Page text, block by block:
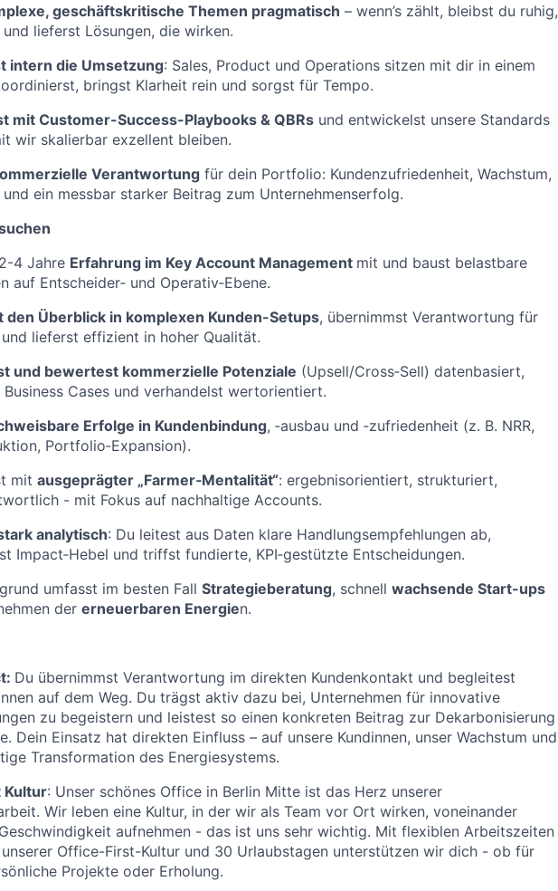
geschäftskritische Themen pragmatisch – wenn’s zählt, bleibst du ruhig,
lieferst Lösungen, die wirken.
intern die Umsetzung: Sales, Product und Operations sitzen mit dir in einem
bringst Klarheit rein und sorgst für Tempo.
mit Customer-Success-Playbooks & QBRs und entwickelst unsere Standards
wir skalierbar exzellent bleiben.
Verantwortung für dein Portfolio: Kundenzufriedenheit, Wachstum,
und ein messbar starker Beitrag zum Unternehmenserfolg.
4 Jahre Erfahrung im Key Account Management mit und baust belastbare
auf Entscheider‑ und Operativ‑Ebene.
den Überblick in komplexen Kunden-Setups, übernimmst Verantwortung für
lieferst effizient in hoher Qualität.
und bewertest kommerzielle Potenziale (Upsell/Cross‑Sell) datenbasiert,
Cases und verhandelst wertorientiert.
Erfolge in Kundenbindung, ‑ausbau und ‑zufriedenheit (z. B. NRR,
Portfolio‑Expansion).
mit ausgeprägter „Farmer‑Mentalität“: ergebnisorientiert, strukturiert,
- mit Fokus auf nachhaltige Accounts.
analytisch: Du leitest aus Daten klare Handlungsempfehlungen ab,
Impact‑Hebel und triffst fundierte, KPI‑gestützte Entscheidungen.
umfasst im besten Fall Strategieberatung, schnell wachsende Start-ups
der erneuerbaren Energien.
Du übernimmst Verantwortung im direkten Kundenkontakt und begleitest
auf dem Weg. Du trägst aktiv dazu bei, Unternehmen für innovative
zu begeistern und leistest so einen konkreten Beitrag zur Dekarbonisierung
Dein Einsatz hat direkten Einfluss – auf unsere Kundinnen, unser Wachstum und
Transformation des Energiesystems.
Kultur: Unser schönes Office in Berlin Mitte ist das Herz unserer
Wir leben eine Kultur, in der wir als Team vor Ort wirken, voneinander
aufnehmen - das ist uns sehr wichtig. Mit flexiblen Arbeitszeiten
unserer Office-First-Kultur und 30 Urlaubstagen unterstützen wir dich - ob für
Projekte oder Erholung.